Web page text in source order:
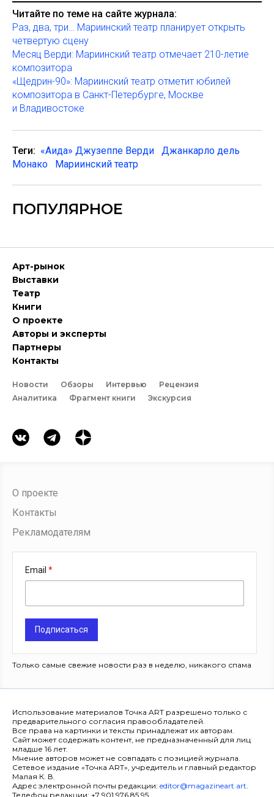
Читайте по теме на сайте журнала:
Раз, два, три… Мариинский театр планирует открыть
четвертую сцену
Месяц Верди: Мариинский театр отмечает 210-летие
композитора
«Щедрин-90»: Мариинский театр отметит юбилей
композитора в Санкт-Петербурге, Москве
и Владивостоке
Теги: «Аида» Джузеппе Верди
Джанкарло дель
Монако
Мариинский театр
ПОПУЛЯРНОЕ
Арт-рынок
Выставки
Театр
Книги
О проекте
Авторы и эксперты
Партнеры
Контакты
Новости Обзоры Интервью
Рецензия
Аналитика
Фрагмент книги Экскурсия
О проекте
Контакты
Рекламодателям
Email
Подписаться
Только самые свежие новости раз в неделю, никакого спама
Использование материалов Точка ART разрешено только с
предварительного согласия правообладателей.
Все права на картинки и тексты принадлежат их авторам.
Сайт может содержать контент, не предназначенный для лиц
младше 16 лет.
Мнение авторов может не совпадать с позицией журнала.
Сетевое издание «Точка ART», учредитель и главный редактор
Малая К. В.
Адрес электронной почты редакции: editor@magazineart.art.
Телефон редакции: +7 901 976 85 95.